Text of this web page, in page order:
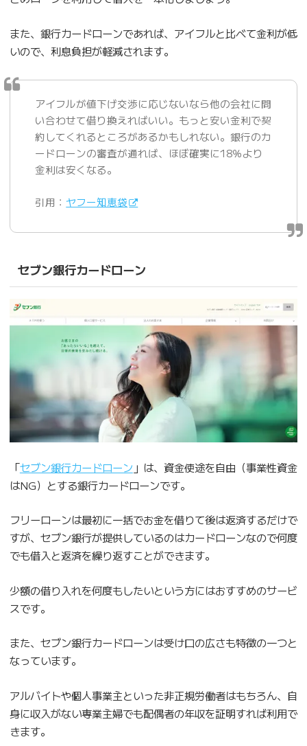
また、銀行カードローンであれば、アイフルと比べて金利が低
いので、利息負担が軽減されます。
アイフルが値下げ交渉に応じないなら他の会社に問
い合わせて借り換えればいい。もっと安い金利で契
約してくれるところがあるかもしれない。銀行のカ
ードローンの審査が通れば、ほぼ確実に18％より
金利は安くなる。
引用： ヤフー知恵袋
セブン銀行カードローン
「セブン銀行カードローン 」は、資金使途を自由（事業性資金
はNG）とする銀行カードローンです。
フリーローンは最初に一括でお金を借りて後は返済するだけで
すが、セブン銀行が提供しているのはカードローンなので何度
でも借入と返済を繰り返すことができます。
少額の借り入れを何度もしたいという方にはおすすめのサービ
スです。
また、セブン銀行カードローンは受け口の広さも特徴の一つと
なっています。
アルバイトや個人事業主といった非正規労働者はもちろん、自
身に収入がない専業主婦でも配偶者の年収を証明すれば利用で
きます。